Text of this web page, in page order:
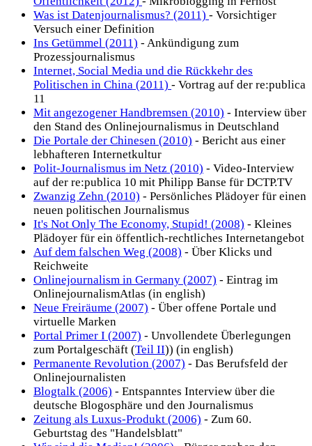
Was ist Datenjournalismus? (2011) - Vorsichtiger
Versuch einer Definition
Ins Getümmel (2011) - Ankündigung zum
Prozessjournalismus
Internet, Social Media und die Rückkehr des
Politischen in China (2011) - Vortrag auf der re:publica
11
Mit angezogener Handbremsen (2010) - Interview über
den Stand des Onlinejournalismus in Deutschland
Die Portale der Chinesen (2010) - Bericht aus einer
lebhafteren Internetkultur
Polit-Journalismus im Netz (2010) - Video-Interview
auf der re:publica 10 mit Philipp Banse für DCTP.TV
Zwanzig Zehn (2010) - Persönliches Plädoyer für einen
neuen politischen Journalismus
It's Not Only The Economy, Stupid! (2008) - Kleines
Plädoyer für ein öffentlich-rechtliches Internetangebot
Auf dem falschen Weg (2008) - Über Klicks und
Reichweite
Onlinejournalism in Germany (2007) - Eintrag im
OnlinejournalismAtlas (in english)
Neue Freiräume (2007) - Über offene Portale und
virtuelle Marken
Portal Primer I (2007) - Unvollendete Überlegungen
zum Portalgeschäft (Teil II)) (in english)
Permanente Revolution (2007) - Das Berufsfeld der
Onlinejournalisten
Blogtalk (2006) - Entspanntes Interview über die
deutsche Blogosphäre und den Journalismus
Zeitung als Luxus-Produkt (2006) - Zum 60.
Geburtstag des "Handelsblatt"